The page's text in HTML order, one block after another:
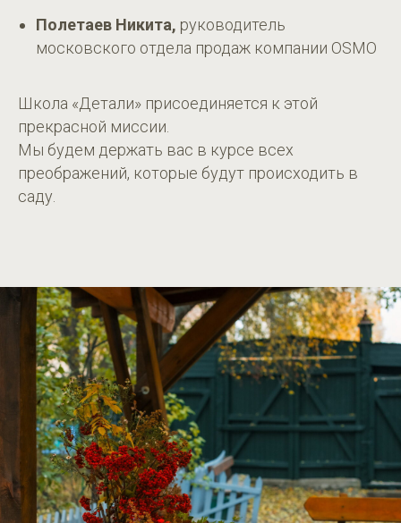
Полетаев Никита, руководитель
московского отдела продаж компании OSMO
Школа «Детали» присоединяется к этой
прекрасной миссии.
Мы будем держать вас в курсе всех
преображений, которые будут происходить в
саду.